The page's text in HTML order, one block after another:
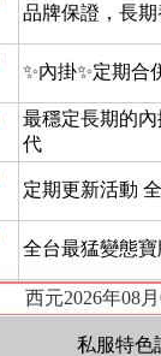
品牌保證，長
✨內掛✨定期合
最穩定長期的
代
定期更新活動
全台最猛變態寶
西元2026年08
私服特色